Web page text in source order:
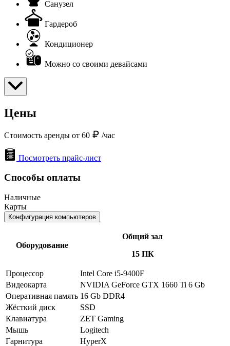
Санузел
Гардероб
Кондиционер
Можно со своими девайсами
Цены
Стоимость аренды от 60 /час
Посмотреть прайс-лист
Способы оплаты
Наличные
Карты
Конфигурация компьютеров
Оборудование
Общий зал
15 ПК
Процессор
Intel Core i5-9400F
Видеокарта
NVIDIA GeForce GTX 1660 Ti 6 Gb
Оперативная память 16 Gb DDR4
Жёсткий диск
SSD
Клавиатура
ZET Gaming
Мышь
Logitech
Гарнитура
HyperX